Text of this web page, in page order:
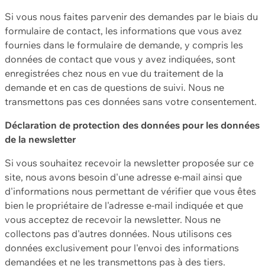
Si vous nous faites parvenir des demandes par le biais du
formulaire de contact, les informations que vous avez
fournies dans le formulaire de demande, y compris les
données de contact que vous y avez indiquées, sont
enregistrées chez nous en vue du traitement de la
demande et en cas de questions de suivi. Nous ne
transmettons pas ces données sans votre consentement.
Déclaration de protection des données pour les données
de la newsletter
Si vous souhaitez recevoir la newsletter proposée sur ce
site, nous avons besoin d'une adresse e-mail ainsi que
d'informations nous permettant de vérifier que vous êtes
bien le propriétaire de l'adresse e-mail indiquée et que
vous acceptez de recevoir la newsletter. Nous ne
collectons pas d'autres données. Nous utilisons ces
données exclusivement pour l'envoi des informations
demandées et ne les transmettons pas à des tiers.